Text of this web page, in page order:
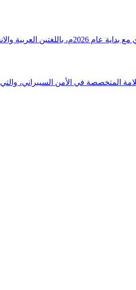
ورصدًا واستشرافًا وافيًا لكافة أ
المتخصصة في الأمن السيبراني،